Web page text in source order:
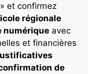
» et confirmez
régionale
numérique avec
et financières
de